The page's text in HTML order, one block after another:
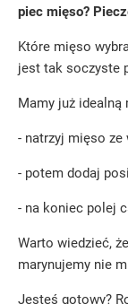
piec mięso?
Które mięso
jest tak soczyste
Mamy już
- natrzyj mięso
- potem dodaj
- na koniec polej
Warto wiedzieć,
marynujemy nie
Jesteś gotowy?